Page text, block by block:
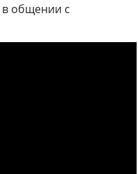
в общении с